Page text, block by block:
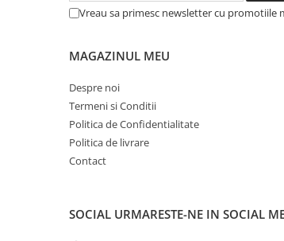
Monitoare Renew
Hard Disk-uri SERVER
Accesorii server
Cabinete metalice
Carcase server
Procesoare server
Vreau sa primesc newsletter cu promotiile
MAGAZINUL MEU
Despre noi
Termeni si Conditii
Politica de Confidentialitate
Politica de livrare
Contact
SOCIAL URMARESTE-NE IN SOCIAL